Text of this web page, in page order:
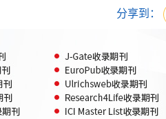
分享到：